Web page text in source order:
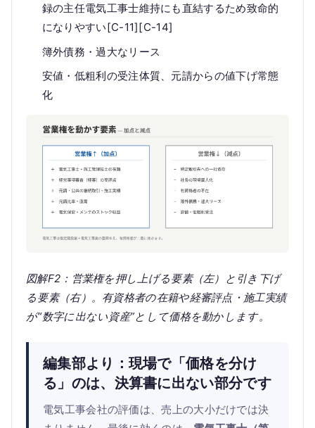
録の主任電気工事士維持にも直結するため致命的
になりやすい[C-11][C-14]
簿外債務・過大なリース
安値・低粗利の受注体質、元請からの値下げ常態
化
図解F2：営業権を押し上げる要素（左）と引き下げ
る要素（右）。有資格者の在籍や経審評点・施工実績
が“数字に出ない資産”として価格を動かします。
編集部より：現場で「価格を分け
る」のは、決算書に出ない部分です
電気工事会社の評価は、売上の大小だけでは決